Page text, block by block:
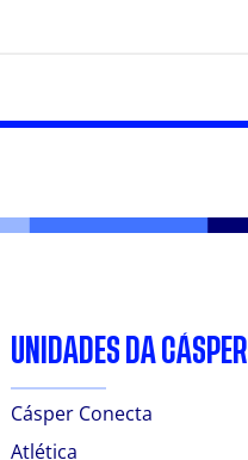
UNIDADES DA CÁSPER
Cásper Conecta
Atlética